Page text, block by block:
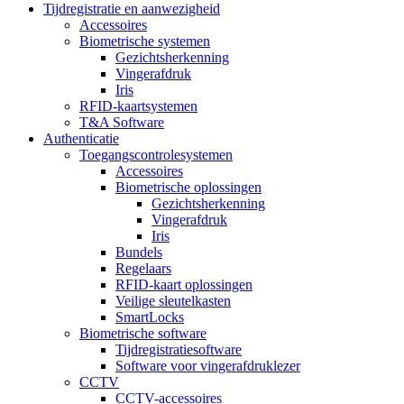
Tijdregistratie en aanwezigheid
Accessoires
Biometrische systemen
Gezichtsherkenning
Vingerafdruk
Iris
RFID-kaartsystemen
T&A Software
Authenticatie
Toegangscontrolesystemen
Accessoires
Biometrische oplossingen
Gezichtsherkenning
Vingerafdruk
Iris
Bundels
Regelaars
RFID-kaart oplossingen
Veilige sleutelkasten
SmartLocks
Biometrische software
Tijdregistratiesoftware
Software voor vingerafdruklezer
CCTV
CCTV-accessoires